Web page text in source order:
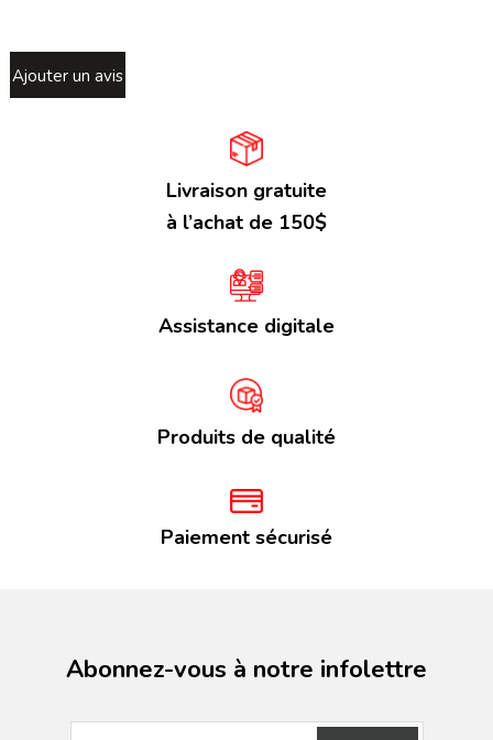
Ajouter un avis
Livraison gratuite
à l’achat de 150$
Assistance digitale
Produits de qualité
Paiement sécurisé
Abonnez-vous à notre infolettre